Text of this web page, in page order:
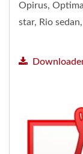
Opirus,
star, Rio